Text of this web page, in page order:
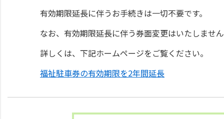
有効期限延長に伴うお手続きは一切不要です。
なお、有効期限延長に伴う券面変更はいたしませ
詳しくは、下記ホームページをご覧ください。
福祉駐車券の有効期限を2年間延長